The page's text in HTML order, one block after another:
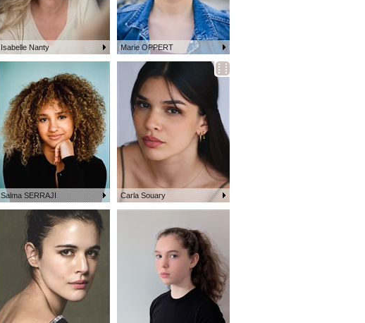
Isabelle Nanty Marie OPPERT
Salma SERRAJI Carla Souary